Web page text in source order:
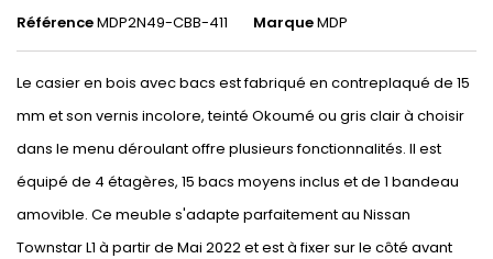
RéférenceMDP2N49-CBB-411 MarqueMDP
Le casier en bois avec bacs est fabriqué en contreplaqué de 15
mm et son vernis incolore, teinté Okoumé ou gris clair à choisir
dans le menu déroulant offre plusieurs fonctionnalités. Il est
équipé de 4 étagères, 15 bacs moyens inclus et de 1 bandeau
amovible. Ce meuble s'adapte parfaitement au Nissan
Townstar L1 à partir de Mai 2022 et est à fixer sur le côté avant